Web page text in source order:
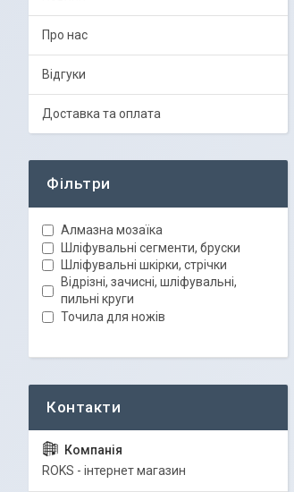
Про нас
Відгуки
Доставка та оплата
Фільтри
Алмазна мозаїка
Шліфувальні сегменти, бруски
Шліфувальні шкірки, стрічки
Відрізні, зачисні, шліфувальні,
пильні круги
Точила для ножів
ROKS - інтернет магазин